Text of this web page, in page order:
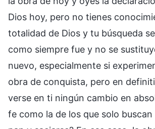
Dios hoy, pero no tienes
totalidad de Dios y tu búsqueda
como siempre fue y no se
nuevo, especialmente si
obra de conquista, pero en
verse en ti ningún cambio en
fe como la de los que solo buscan